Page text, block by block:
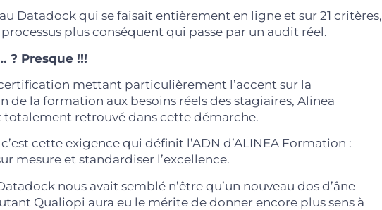
Datadock qui se faisait entièrement en ligne et sur 21 critères,
plus conséquent qui passe par un audit réel.
? Presque !!!
mettant particulièrement l’accent sur la
de la formation aux besoins réels des stagiaires, Alinea
totalement retrouvé dans cette démarche.
cette exigence qui définit l’ADN d’ALINEA Formation :
mesure et standardiser l’excellence.
nous avait semblé n’être qu’un nouveau dos d’âne
Qualiopi aura eu le mérite de donner encore plus sens à